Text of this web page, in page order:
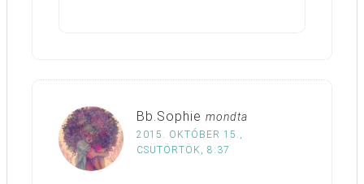
Bb.Sophie mondta
2015. OKTÓBER 15.,
CSÜTÖRTÖK, 8:37